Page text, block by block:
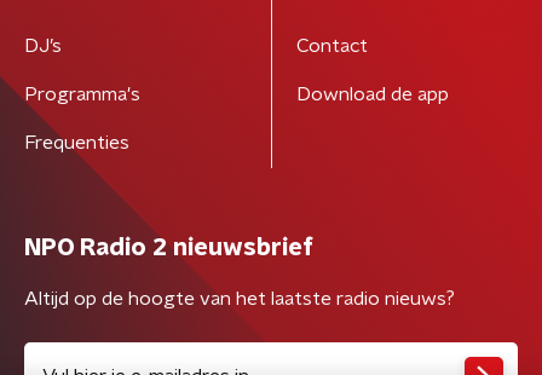
DJ’s
Programma's
Frequenties
Contact
Download de app
NPO Radio 2 nieuwsbrief
Altijd op de hoogte van het laatste radio nieuws?